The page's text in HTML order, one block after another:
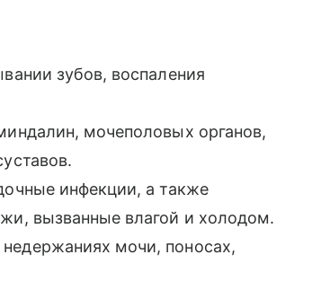
зубов, воспаления
мочеполовых органов,
инфекции, а также
вызванные влагой и холодом.
мочи, поносах,